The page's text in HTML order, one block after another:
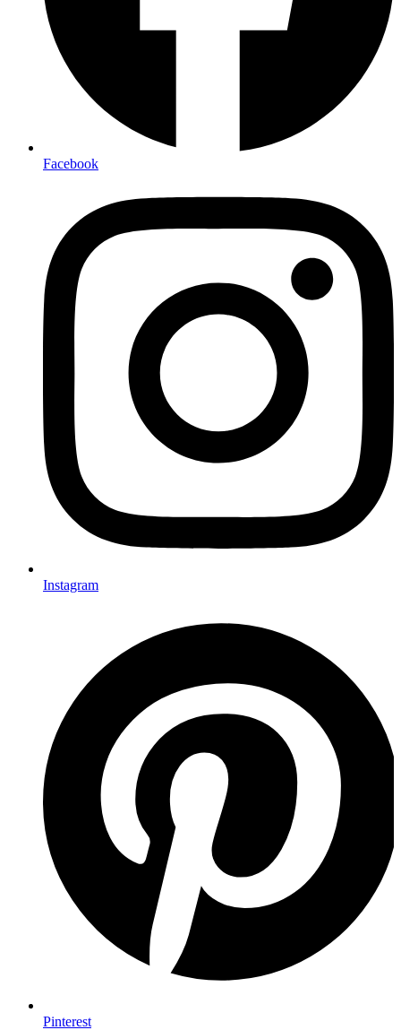
Facebook
Instagram
Pinterest